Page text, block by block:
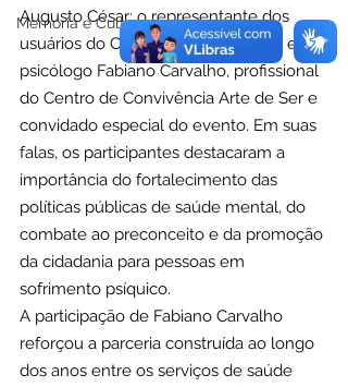
Memória e Cultura
Augusto César; o representante dos
usuários do CAPS I, Veríssimo Lima; e o
psicólogo Fabiano Carvalho, profissional
do Centro de Convivência Arte de Ser e
convidado especial do evento. Em suas
falas, os participantes destacaram a
importância do fortalecimento das
políticas públicas de saúde mental, do
combate ao preconceito e da promoção
da cidadania para pessoas em
sofrimento psíquico.
A participação de Fabiano Carvalho
reforçou a parceria construída ao longo
dos anos entre os serviços de saúde